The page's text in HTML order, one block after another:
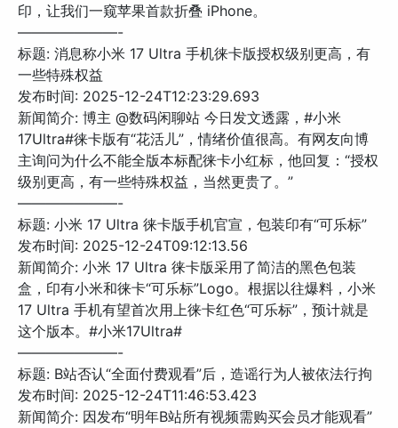
印，让我们一窥苹果首款折叠 iPhone。
———————-
标题: 消息称小米 17 Ultra 手机徕卡版授权级别更高，有
一些特殊权益
发布时间: 2025-12-24T12:23:29.693
新闻简介: 博主 @数码闲聊站 今日发文透露，#小米
17Ultra#徕卡版有“花活儿”，情绪价值很高。有网友向博
主询问为什么不能全版本标配徕卡小红标，他回复：“授权
级别更高，有一些特殊权益，当然更贵了。”
———————-
标题: 小米 17 Ultra 徕卡版手机官宣，包装印有“可乐标”
发布时间: 2025-12-24T09:12:13.56
新闻简介: 小米 17 Ultra 徕卡版采用了简洁的黑色包装
盒，印有小米和徕卡“可乐标”Logo。根据以往爆料，小米
17 Ultra 手机有望首次用上徕卡红色“可乐标”，预计就是
这个版本。#小米17Ultra#
———————-
标题: B站否认“全面付费观看”后，造谣行为人被依法行拘
发布时间: 2025-12-24T11:46:53.423
新闻简介: 因发布“明年B站所有视频需购买会员才能观看”